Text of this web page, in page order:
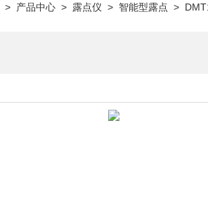
> 产品中心 > 露点仪 > 智能型露点 >